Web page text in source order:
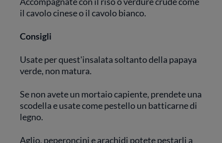
il cavolo cinese o il cavolo bianco.
Consigli
Usate per quest'insalata soltanto della papaya
verde, non matura.
Se non avete un mortaio capiente, prendete una
scodella e usate come pestello un batticarne di
legno.
Aglio, peperoncini e arachidi potete pestarli a